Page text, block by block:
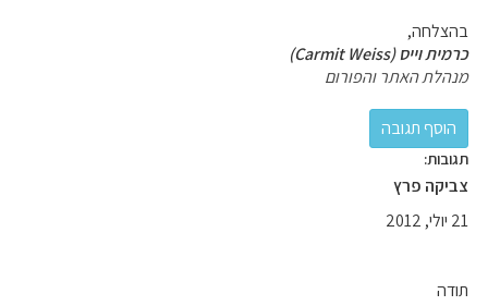
בהצלחה,
כרמית וייס (Carmit Weiss)
מנהלת האתר והפורום
תגובות:
צביקה פרץ
21 יולי, 2012
תודה